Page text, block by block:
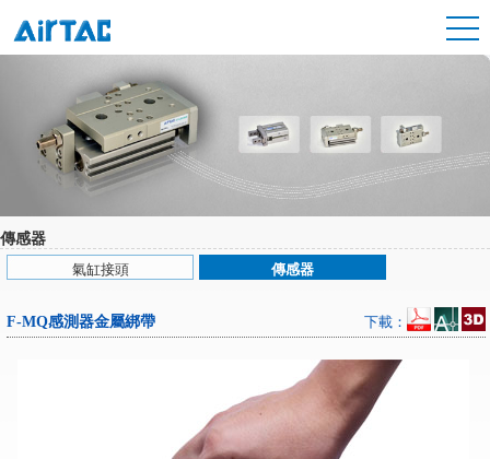
傳感器
氣缸接頭
傳感器
F-MQ感測器金屬綁帶 下載：